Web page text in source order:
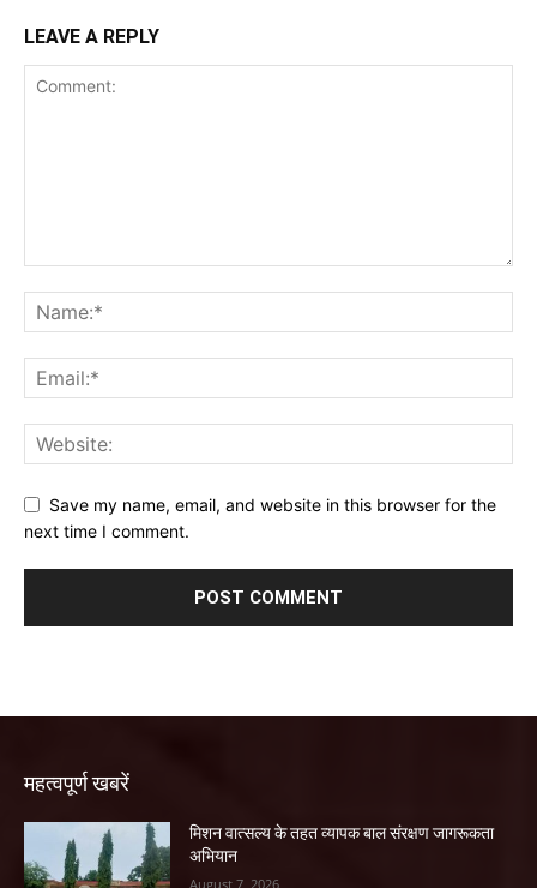
LEAVE A REPLY
Save my name, email, and website in this browser for the
next time I comment.
महत्वपूर्ण खबरें
मिशन वात्सल्य के तहत व्यापक बाल संरक्षण जागरूकता
अभियान
August 7, 2026